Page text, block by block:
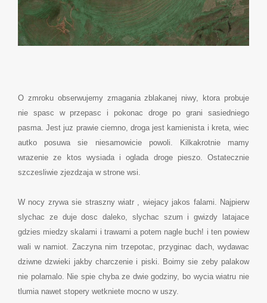
O zmroku obserwujemy zmagania zblakanej niwy, ktora probuje
nie spasc w przepasc i pokonac droge po grani sasiedniego
pasma. Jest juz prawie ciemno, droga jest kamienista i kreta, wiec
autko posuwa sie niesamowicie powoli. Kilkakrotnie mamy
wrazenie ze ktos wysiada i oglada droge pieszo. Ostatecznie
szczesliwie zjezdzaja w strone wsi.
W nocy zrywa sie straszny wiatr , wiejacy jakos falami. Najpierw
slychac ze duje dosc daleko, slychac szum i gwizdy latajace
gdzies miedzy skalami i trawami a potem nagle buch! i ten powiew
wali w namiot. Zaczyna nim trzepotac, przyginac dach, wydawac
dziwne dzwieki jakby charczenie i piski. Boimy sie zeby palakow
nie polamalo. Nie spie chyba ze dwie godziny, bo wycia wiatru nie
tlumia nawet stopery wetkniete mocno w uszy.